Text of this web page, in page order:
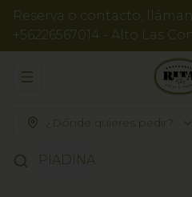
Reserva o contacto,
+56226567014 - Alto Las
Abrir menu de navegación
¿Dónde quieres pedir?
PIADINA